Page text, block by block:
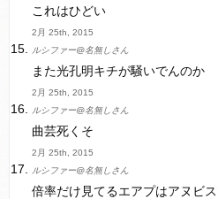
これはひどい
2月 25th, 2015
ルシファー@名無しさん
また光孔明キチが騒いでんのか
2月 25th, 2015
ルシファー@名無しさん
曲芸死くそ
2月 25th, 2015
ルシファー@名無しさん
倍率だけ見てるエアプはアヌビ